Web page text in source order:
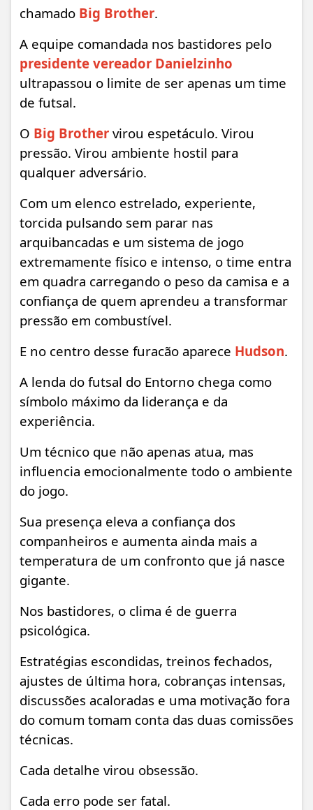
chamado Big Brother.
A equipe comandada nos bastidores pelo
presidente vereador Danielzinho
ultrapassou o limite de ser apenas um time
de futsal.
O Big Brother virou espetáculo. Virou
pressão. Virou ambiente hostil para
qualquer adversário.
Com um elenco estrelado, experiente,
torcida pulsando sem parar nas
arquibancadas e um sistema de jogo
extremamente físico e intenso, o time entra
em quadra carregando o peso da camisa e a
confiança de quem aprendeu a transformar
pressão em combustível.
E no centro desse furacão aparece Hudson.
A lenda do futsal do Entorno chega como
símbolo máximo da liderança e da
experiência.
Um técnico que não apenas atua, mas
influencia emocionalmente todo o ambiente
do jogo.
Sua presença eleva a confiança dos
companheiros e aumenta ainda mais a
temperatura de um confronto que já nasce
gigante.
Nos bastidores, o clima é de guerra
psicológica.
Estratégias escondidas, treinos fechados,
ajustes de última hora, cobranças intensas,
discussões acaloradas e uma motivação fora
do comum tomam conta das duas comissões
técnicas.
Cada detalhe virou obsessão.
Cada erro pode ser fatal.